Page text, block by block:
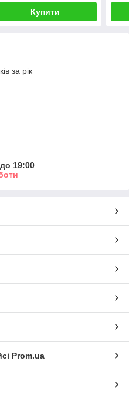
Купити
за рік
19:00
Prom.ua